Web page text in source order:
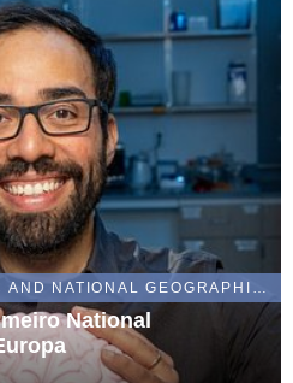
NATIONAL GEOGRAPHIC AND NATIONAL GEOGRAPHIC WILD
National